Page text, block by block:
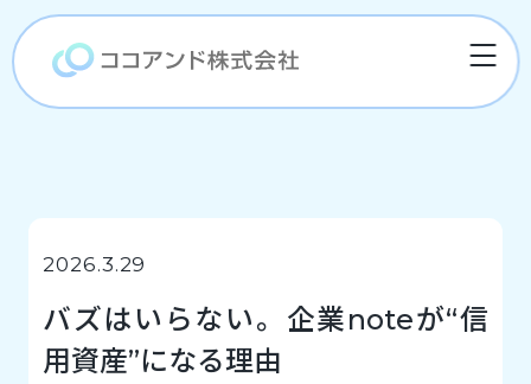
2026.3.29
バズはいらない。企業noteが“信
用資産”になる理由